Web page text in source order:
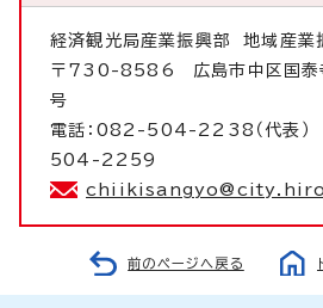
経済観光局産業振興部地域産業
〒730-8586 広島市中区国泰
号
電話：082-504-2238（代表）
504-2259
前のページへ戻る